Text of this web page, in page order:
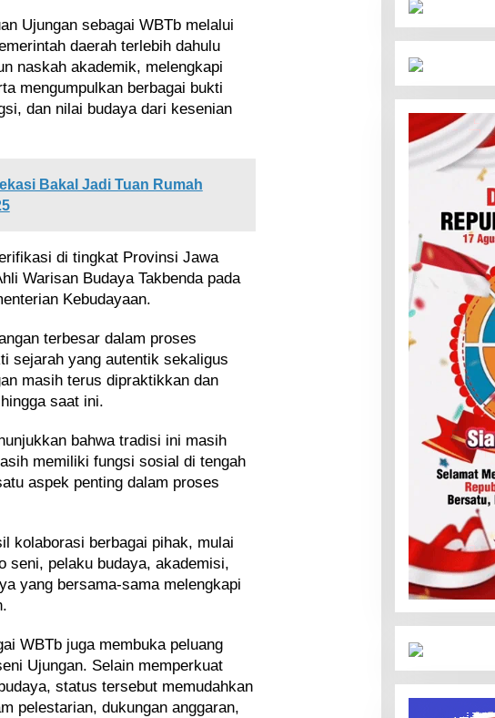
Ujungan sebagai WBTb melalui
daerah terlebih dahulu
naskah akademik, melengkapi
mengumpulkan berbagai bukti
dan nilai budaya dari kesenian
Bakal Jadi Tuan Rumah
di tingkat Provinsi Jawa
Warisan Budaya Takbenda pada
Kebudayaan.
terbesar dalam proses
sejarah yang autentik sekaligus
masih terus dipraktikkan dan
saat ini.
bahwa tradisi ini masih
memiliki fungsi sosial di tengah
aspek penting dalam proses
kolaborasi berbagai pihak, mulai
seni, pelaku budaya, akademisi,
yang bersama-sama melengkapi
WBTb juga membuka peluang
Ujungan. Selain memperkuat
status tersebut memudahkan
pelestarian, dukungan anggaran,